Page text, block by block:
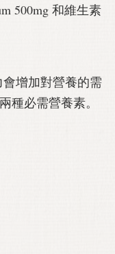
500mg 和維生素
增加對營養的需
種必需營養素。